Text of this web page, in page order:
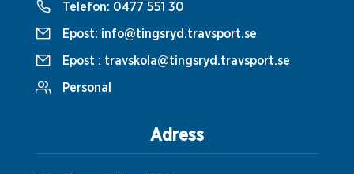
Telefon: 0477 551 30
Epost: info@tingsryd.travsport.se
Epost : travskola@tingsryd.travsport.se
Personal
Adress